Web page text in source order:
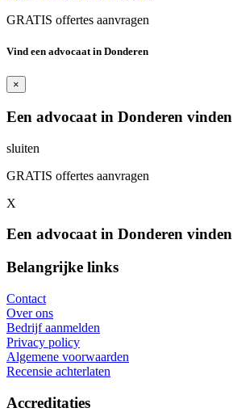
GRATIS offertes aanvragen
Vind een advocaat in Donderen
×
Een advocaat in Donderen vinden
sluiten
GRATIS offertes aanvragen
X
Een advocaat in Donderen vinden
Belangrijke links
Contact
Over ons
Bedrijf aanmelden
Privacy policy
Algemene voorwaarden
Recensie achterlaten
Accreditaties